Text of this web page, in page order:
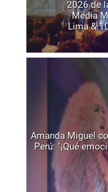
2026 de
Media
Lima &
Amanda Miguel
Perú: "¡Qué